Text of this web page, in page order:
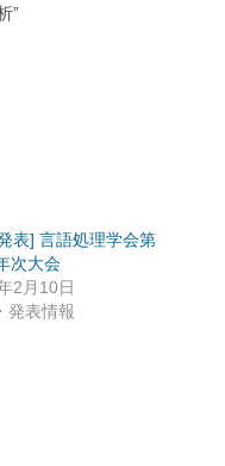
”
表] 言語処理学会第
次大会
2月10日
発表情報